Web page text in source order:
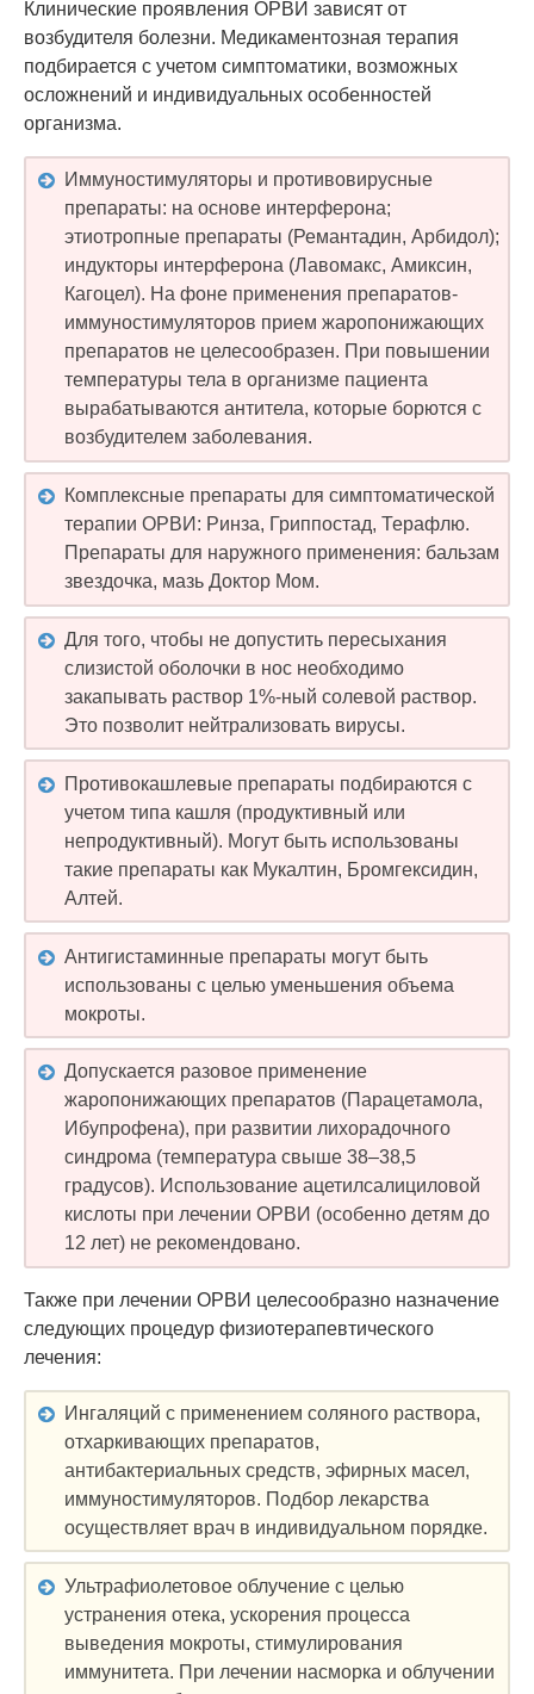
Клинические проявления ОРВИ зависят от
возбудителя болезни. Медикаментозная терапия
подбирается с учетом симптоматики, возможных
осложнений и индивидуальных особенностей
организма.
Иммуностимуляторы и противовирусные
препараты: на основе интерферона;
этиотропные препараты (Ремантадин, Арбидол);
индукторы интерферона (Лавомакс, Амиксин,
Кагоцел). На фоне применения препаратов-
иммуностимуляторов прием жаропонижающих
препаратов не целесообразен. При повышении
температуры тела в организме пациента
вырабатываются антитела, которые борются с
возбудителем заболевания.
Комплексные препараты для симптоматической
терапии ОРВИ: Ринза, Гриппостад, Терафлю.
Препараты для наружного применения: бальзам
звездочка, мазь Доктор Мом.
Для того, чтобы не допустить пересыхания
слизистой оболочки в нос необходимо
закапывать раствор 1%-ный солевой раствор.
Это позволит нейтрализовать вирусы.
Противокашлевые препараты подбираются с
учетом типа кашля (продуктивный или
непродуктивный). Могут быть использованы
такие препараты как Мукалтин, Бромгексидин,
Алтей.
Антигистаминные препараты могут быть
использованы с целью уменьшения объема
мокроты.
Допускается разовое применение
жаропонижающих препаратов (Парацетамола,
Ибупрофена), при развитии лихорадочного
синдрома (температура свыше 38–38,5
градусов). Использование ацетилсалициловой
кислоты при лечении ОРВИ (особенно детям до
12 лет) не рекомендовано.
Также при лечении ОРВИ целесообразно назначение
следующих процедур физиотерапевтического
лечения:
Ингаляций с применением соляного раствора,
отхаркивающих препаратов,
антибактериальных средств, эфирных масел,
иммуностимуляторов. Подбор лекарства
осуществляет врач в индивидуальном порядке.
Ультрафиолетовое облучение с целью
устранения отека, ускорения процесса
выведения мокроты, стимулирования
иммунитета. При лечении насморка и облучении